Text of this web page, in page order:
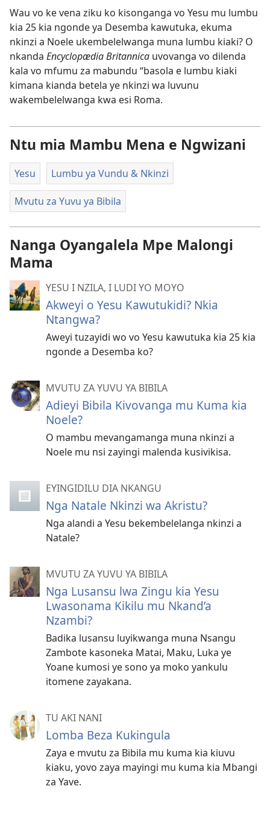
Wau vo ke vena ziku ko kisonganga vo Yesu mu lumbu
kia 25 kia ngonde ya Desemba kawutuka, ekuma
nkinzi a Noele ukembelelwanga muna lumbu kiaki? O
nkanda Encyclopædia Britannica uvovanga vo dilenda
kala vo mfumu za mabundu “basola e lumbu kiaki
kimana kianda betela ye nkinzi wa luvunu
wakembelelwanga kwa esi Roma.
Ntu mia Mambu Mena e Ngwizani
Yesu Lumbu ya Vundu & Nkinzi
Mvutu za Yuvu ya Bibila
Nanga Oyangalela Mpe Malongi
Mama
YESU I NZILA, I LUDI YO MOYO
Akweyi o Yesu Kawutukidi? Nkia
Ntangwa?
Aweyi tuzayidi wo vo Yesu kawutuka kia 25 kia
ngonde a Desemba ko?
MVUTU ZA YUVU YA BIBILA
Adieyi Bibila Kivovanga mu Kuma kia
Noele?
O mambu mevangamanga muna nkinzi a
Noele mu nsi zayingi malenda kusivikisa.
EYINGIDILU DIA NKANGU
Nga Natale Nkinzi wa Akristu?
Nga alandi a Yesu bekembelelanga nkinzi a
Natale?
MVUTU ZA YUVU YA BIBILA
Nga Lusansu lwa Zingu kia Yesu
Lwasonama Kikilu mu Nkand’a
Nzambi?
Badika lusansu luyikwanga muna Nsangu
Zambote kasoneka Matai, Maku, Luka ye
Yoane kumosi ye sono ya moko yankulu
itomene zayakana.
TU AKI NANI
Lomba Beza Kukingula
Zaya e mvutu za Bibila mu kuma kia kiuvu
kiaku, yovo zaya mayingi mu kuma kia Mbangi
za Yave.